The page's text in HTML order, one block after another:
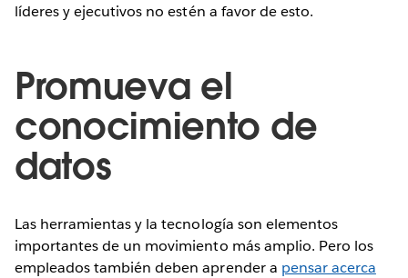
líderes y ejecutivos no estén a favor de esto.
Promueva el
conocimiento de
datos
Las herramientas y la tecnología son elementos
importantes de un movimiento más amplio. Pero los
empleados también deben aprender a pensar acerca